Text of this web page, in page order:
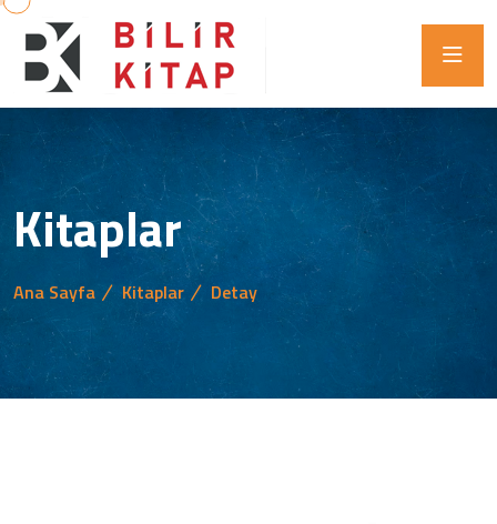
Kitaplar
Ana Sayfa Kitaplar Detay